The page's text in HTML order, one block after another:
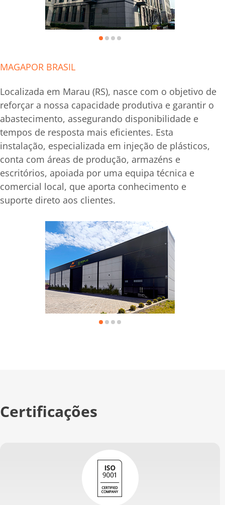
MAGAPOR BRASIL
Localizada em Marau (RS), nasce com o objetivo de
reforçar a nossa capacidade produtiva e garantir o
abastecimento, assegurando disponibilidade e
tempos de resposta mais eficientes. Esta
instalação, especializada em injeção de plásticos,
conta com áreas de produção, armazéns e
escritórios, apoiada por uma equipa técnica e
comercial local, que aporta conhecimento e
suporte direto aos clientes.
Certificações